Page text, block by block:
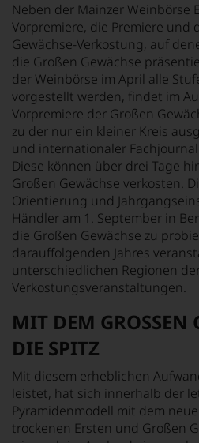
Neben der Mainzer Weinbörse
Vorpremiere, die Premiere und
Gewächse-Verkostung, auf
die Großen Gewächse
der Weinbörse im April alle
vorgestellt werden, findet im
Vorpremiere der Großen
zu der nur ein kleiner Kreis
und internationaler
Diese können über drei Tage
Großen Gewächse verkosten.
Orientierung und
Händler am 1. September in
die Großen Gewächse zu
darauffolgenden Jahres
unterschiedlichen Regionen
Verkostungsveranstaltungen.
MIT DEM GROSSEN
DIE SPITZ
Mit diesem erheblichen
leistet, hat sich innerhalb der
Pyramidenmodell mit dem
trockenen Ersten und Großen